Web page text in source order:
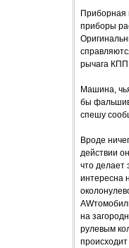
Приборная
приборы
рычага КПП
Машина,
бы
спешу
Вроде
действии
что делает
интересна
на
рулевым